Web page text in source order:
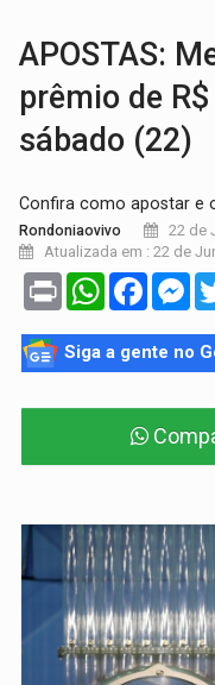
APOSTAS:
prêmio de
sábado (22)
Confira como apostar e
Rondoniaovivo
22 de
Atualizada em : 22 de
Print WhatsApp
Siga a gente no